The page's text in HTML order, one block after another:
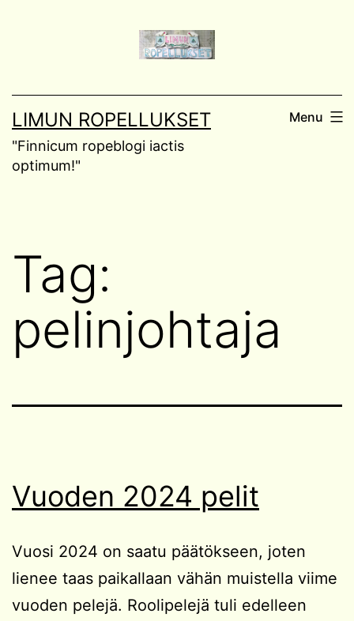
LIMUN ROPELLUKSET
"Finnicum ropeblogi iactis
optimum!"
Menu
Tag:
pelinjohtaja
Vuoden 2024 pelit
Vuosi 2024 on saatu päätökseen, joten
lienee taas paikallaan vähän muistella viime
vuoden pelejä. Roolipelejä tuli edelleen